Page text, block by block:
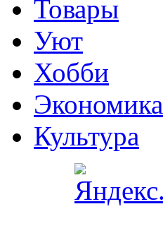
Товары
Уют
Хобби
Экономика
Культура